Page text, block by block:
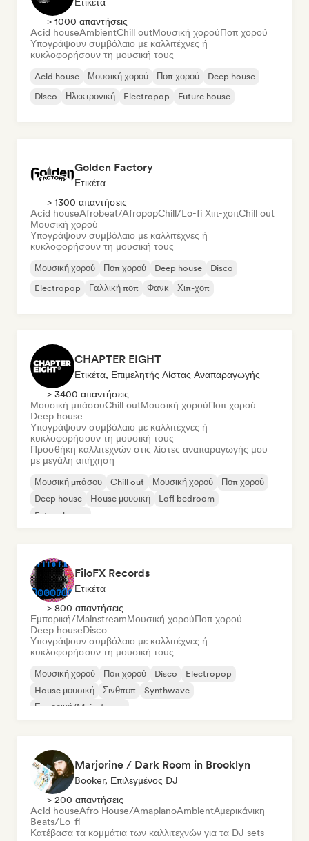
> 1000 απαντήσεις
Acid houseAmbientChill outΜουσική χορούΠοπ χορού
Υπογράψουν συμβόλαιο με καλλιτέχνες ή
κυκλοφορήσουν τη μουσική τους
Acid house Μουσική χορού Ποπ χορού
Deep house
Disco
Ηλεκτρονική Electropop Future house
Golden Factory
Ετικέτα
> 1300 απαντήσεις
Acid houseAfrobeat/AfropopChill/Lo-fi Χιπ-χοπChill out
Μουσική χορού
Υπογράψουν συμβόλαιο με καλλιτέχνες ή
κυκλοφορήσουν τη μουσική τους
Μουσική χορού Ποπ χορού Deep house
Disco
Electropop
Γαλλική ποπ Φανκ Χιπ-χοπ
CHAPTER EIGHT
Ετικέτα, Επιμελητής Λίστας Αναπαραγωγής
> 3400 απαντήσεις
Μουσική μπάσουChill outΜουσική χορούΠοπ χορού
Deep house
Υπογράψουν συμβόλαιο με καλλιτέχνες ή
κυκλοφορήσουν τη μουσική τους
Προσθήκη καλλιτεχνών στις λίστες αναπαραγωγής μου
με μεγάλη απήχηση
Μουσική μπάσου Chill out Μουσική χορού
Ποπ χορού
Deep house
House μουσική
Lofi bedroom
Future house
FiloFX Records
Ετικέτα
> 800 απαντήσεις
Εμπορική/MainstreamΜουσική χορούΠοπ χορού
Deep houseDisco
Υπογράψουν συμβόλαιο με καλλιτέχνες ή
κυκλοφορήσουν τη μουσική τους
Μουσική χορού Ποπ χορού Disco
Electropop
House μουσική
Σινθποπ
Synthwave
Εμπορική/Mainstream
Marjorine / Dark Room in Brooklyn
Booker, Επιλεγμένος DJ
> 200 απαντήσεις
Acid houseAfro House/AmapianoAmbientΑμερικάνικη
Beats/Lo-fi
Κατέβασα τα κομμάτια των καλλιτεχνών για τα DJ sets